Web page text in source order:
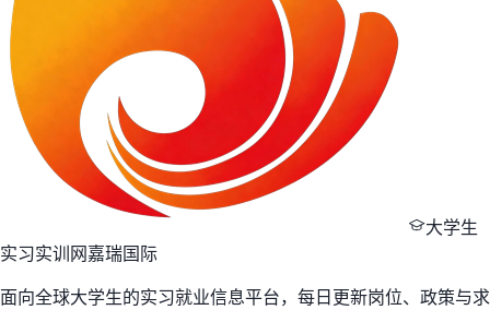
大学生
实习实训网嘉瑞国际
面向全球大学生的实习就业信息平台，每日更新岗位、政策与求